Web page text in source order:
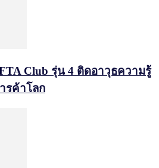
FTA Club รุ่น 4 ติดอาวุธความรู้
รค้าโลก